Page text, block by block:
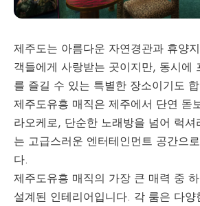
제주도는 아름다운 자연경관과 휴양
객들에게 사랑받는 곳이지만, 동시에
를 즐길 수 있는 특별한 장소이기도
제주도유흥 매직은 제주에서 단연 돋
라오케로, 단순한 노래방을 넘어 럭
는 고급스러운 엔터테인먼트 공간으
다.
제주도유흥 매직의 가장 큰 매력 중
설계된 인테리어입니다. 각 룸은 다양